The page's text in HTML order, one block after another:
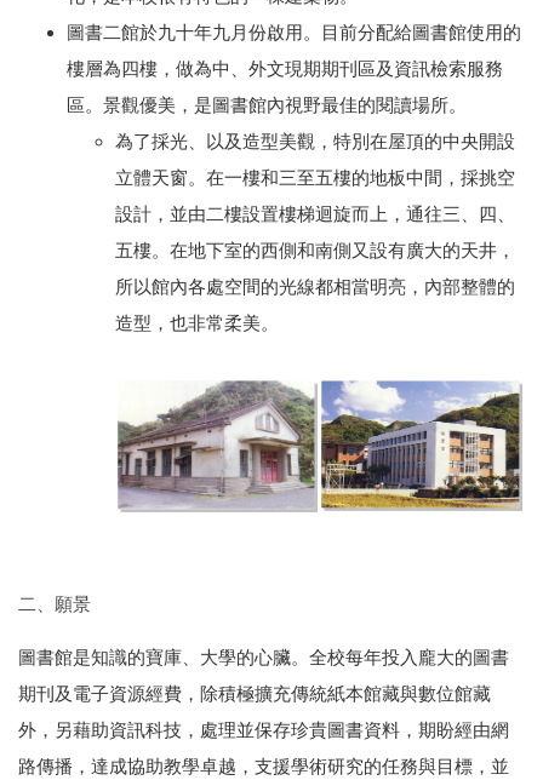
圖書二館於九十年九月份啟用。目前分配給圖書館使用的
樓層為四樓，做為中、外文現期期刊區及資訊檢索服務
區。景觀優美，是圖書館內視野最佳的閱讀場所。
為了採光、以及造型美觀，特別在屋頂的中央開設
立體天窗。在一樓和三至五樓的地板中間，採挑空
設計，並由二樓設置樓梯迴旋而上，通往三、四、
五樓。在地下室的西側和南側又設有廣大的天井，
所以館內各處空間的光線都相當明亮，內部整體的
造型，也非常柔美。
二、願景
圖書館是知識的寶庫、大學的心臟。全校每年投入龐大的圖書
期刊及電子資源經費，除積極擴充傳統紙本館藏與數位館藏
外，另藉助資訊科技，處理並保存珍貴圖書資料，期盼經由網
路傳播，達成協助教學卓越，支援學術研究的任務與目標，並